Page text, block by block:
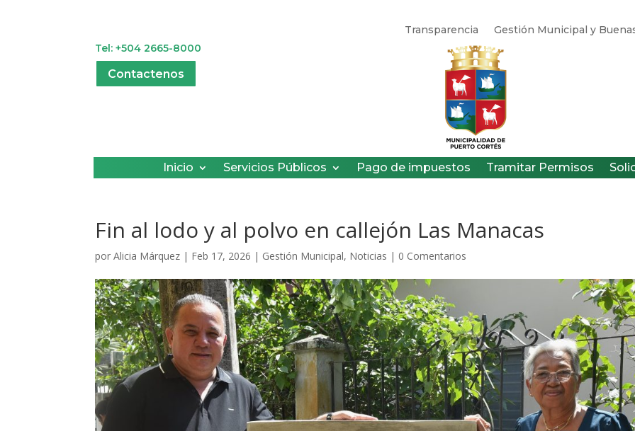
Transparencia
Gestión Municipal y
Tel: +504 2665-8000
Contactenos
Inicio Servicios Públicos Pago de impuestos Tramitar Permisos
Fin al lodo y al polvo en callejón Las Manacas
porAlicia Márquez | Feb 17, 2026 | Gestión Municipal, Noticias | 0 Comentarios